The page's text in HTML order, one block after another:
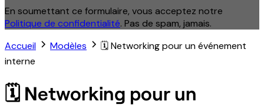
En soumettant ce formulaire, vous acceptez notre
Politique de confidentialité. Pas de spam, jamais.
Accueil
Modèles
🗓 Networking pour un événement
interne
🗓 Networking pour un